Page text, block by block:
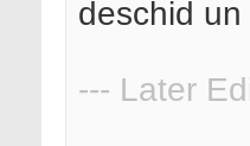
deschid
--- Later